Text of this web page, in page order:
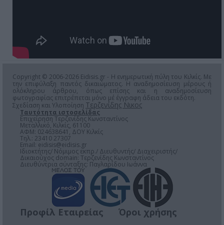
Copyright © 2006-2026 Eidisis.gr - Η ενημερωτική πύλη του Κιλκίς. Με
την επιφύλαξη παντός δικαιώματος. Η αναδημοσίευση μέρους ή
ολόκληρου άρθρου, όπως επίσης και η αναδημοσίευση
φωτογραφίας επιτρέπεται μόνο μέ έγγραφη άδεια του εκδότη.
Σχεδίαση και Υλοποίηση Τερζενίδης Νικος
Ταυτότητα ιστοσελίδας
Επιχείρηση Τερζενίδης Κωνσταντίνος
Μεταλλικό, Κιλκίς, 61100
ΑΦΜ: 024638641, ΔΟΥ Κιλκίς
Τηλ.: 23410 27307
Email: eidisis@eidisis.gr
Ιδιοκτήτης/ Νόμιμος εκπρ./ Διευθυντής/ Διαχειριστής/
Δικαιούχος domain: Τερζενίδης Κωνσταντίνος
Διευθύντρια σύνταξης: Παγλαρίδου Ιωάννα
Προφίλ Εταιρείας Όροι χρήσης